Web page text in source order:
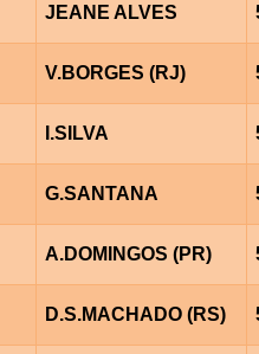
JEANE ALVES
V.BORGES (RJ)
I.SILVA
G.SANTANA
A.DOMINGOS (PR)
D.S.MACHADO (RS)